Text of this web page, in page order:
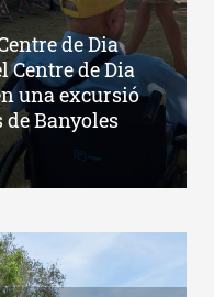
de Dia
Centre de Dia
una excursió
de Banyoles